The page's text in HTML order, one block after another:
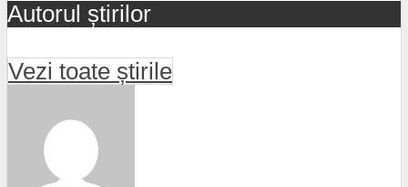
Autorul știrilor
Vezi toate știrile